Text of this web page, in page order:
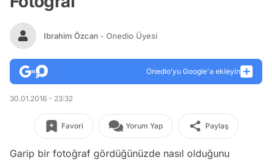
Ibrahim Özcan - Onedio Üyesi
Onedio’yu Google'a ekleyin
30.01.2016 - 23:32
Favori Yorum Yap Paylaş
Garip bir fotoğraf gördüğünüzde nasıl olduğunu